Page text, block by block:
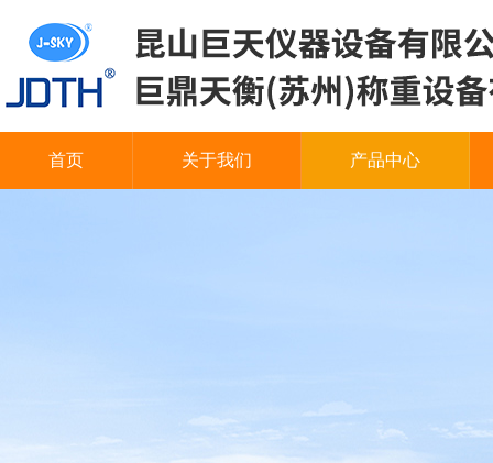
首页 关于我们 产品中心